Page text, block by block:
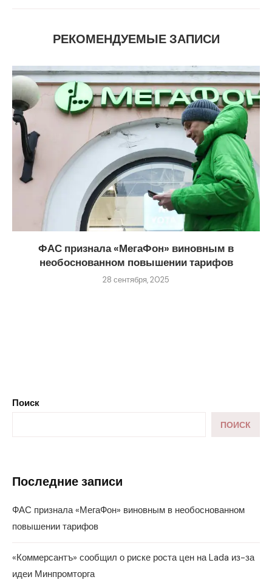
РЕКОМЕНДУЕМЫЕ ЗАПИСИ
ФАС признала «МегаФон» виновным в
необоснованном повышении тарифов
28 сентября, 2025
Поиск
ПОИСК
Последние записи
ФАС признала «МегаФон» виновным в необоснованном
повышении тарифов
«Коммерсантъ» сообщил о риске роста цен на Lada из-за
идеи Минпромторга